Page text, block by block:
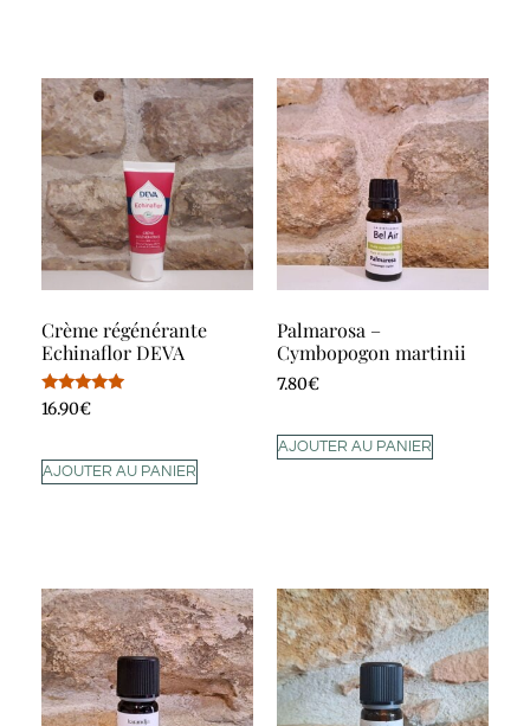
Crème régénérante
Echinaflor DEVA
Note
5.00
16.90€
AJOUTER AU PANIER
Palmarosa –
Cymbopogon martinii
7.80€
AJOUTER AU PANIER